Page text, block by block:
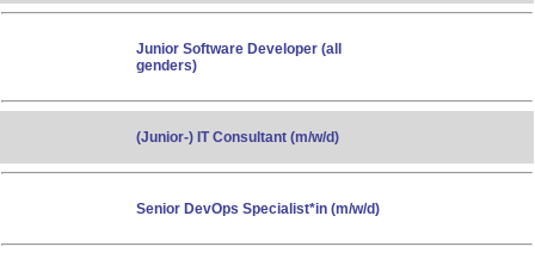
Junior Software Developer (all
genders)
(Junior-) IT Consultant (m/w/d)
Senior DevOps Specialist*in (m/w/d)